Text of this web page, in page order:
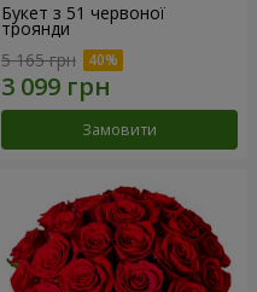
Букет з 51 червоної
троянди
5 165 грн
Замовити